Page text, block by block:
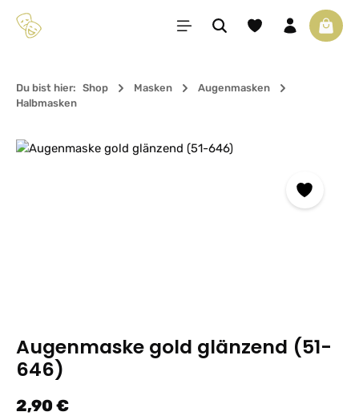
Zum Hauptinhalt springen Du hast 0 Produkte
Du bist hier: Shop Masken
Augenmasken
Halbmasken
Bildergalerie überspringen
Augenmaske gold glänzend (51-
646)
Regulärer Preis:
2,90 €